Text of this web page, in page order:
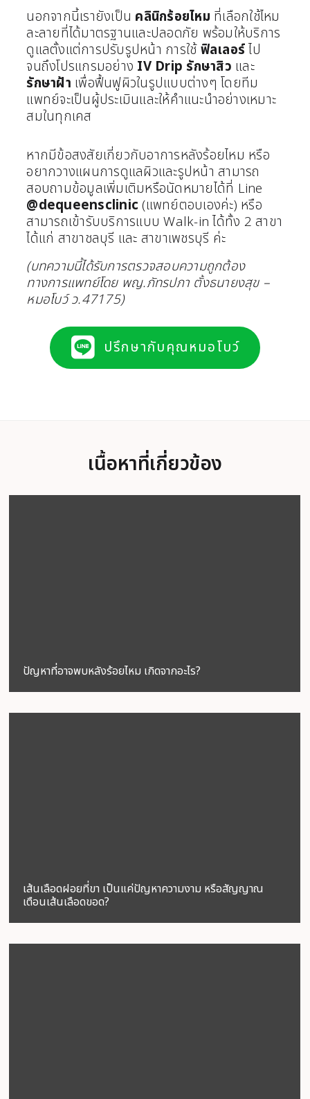
นอกจากนี้เรายังเป็น คลินิกร้อยไหม ที่เลือกใช้ไหม
ละลายที่ได้มาตรฐานและปลอดภัย พร้อมให้บริการ
ดูแลตั้งแต่การปรับรูปหน้า การใช้ฟิลเลอร์ไป
จนถึงโปรแกรมอย่าง IV Drip รักษาสิว และ
รักษาฝ้า เพื่อฟื้นฟูผิวในรูปแบบต่างๆ โดยทีม
แพทย์จะเป็นผู้ประเมินและให้คำแนะนำอย่างเหมาะ
สมในทุกเคส
หากมีข้อสงสัยเกี่ยวกับอาการหลังร้อยไหม หรือ
อยากวางแผนการดูแลผิวและรูปหน้า สามารถ
สอบถามข้อมูลเพิ่มเติมหรือนัดหมายได้ที่ Line
@dequeensclinic (แพทย์ตอบเองค่ะ) หรือ
สามารถเข้ารับบริการแบบ Walk-in ได้ทั้ง 2 สาขา
ได้แก่ สาขาชลบุรี และ สาขาเพชรบุรี ค่ะ
(บทความนี้ได้รับการตรวจสอบความถูกต้อง
ทางการแพทย์โดย พญ.ภัทรปภา ตั้งธนายงสุข –
หมอโบว์ ว.47175)
ปรึกษากับคุณหมอโบว์
เนื้อหาที่เกี่ยวข้อง
ปัญหาที่อาจพบหลังร้อยไหม เกิดจากอะไร?
เส้นเลือดฝอยที่ขา เป็นแค่ปัญหาความงาม หรือสัญญาณ
เตือนเส้นเลือดขอด?